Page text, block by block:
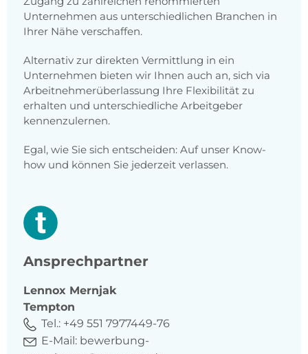
Unternehmen aus unterschiedlichen Branchen in
Ihrer Nähe verschaffen.
Alternativ zur direkten Vermittlung in ein
Unternehmen bieten wir Ihnen auch an, sich via
Arbeitnehmerüberlassung Ihre Flexibilität zu
erhalten und unterschiedliche Arbeitgeber
kennenzulernen.
Egal, wie Sie sich entscheiden: Auf unser Know-
how und können Sie jederzeit verlassen.
Ansprechpartner
Lennox Mernjak
Tempton
Tel.: +49 551 7977449-76
E-Mail: bewerbung-